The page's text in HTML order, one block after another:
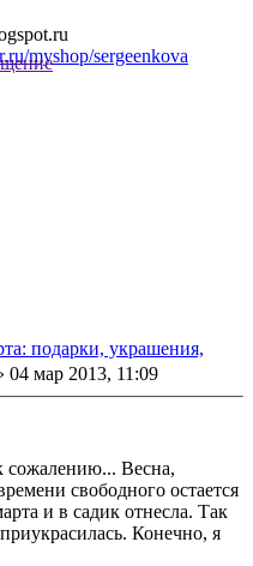
myshop/sergeenkova
подарки, украшения,
04 мар 2013, 11:09
сожалению... Весна,
свободного остается
и в садик отнесла. Так
Конечно, я